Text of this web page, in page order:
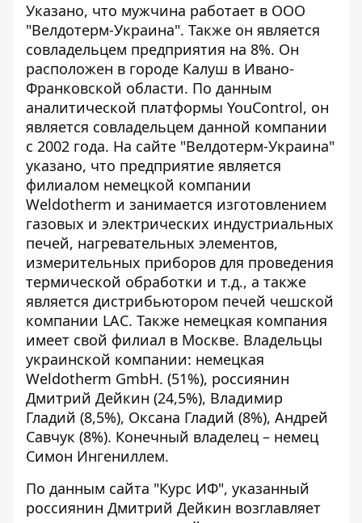
Указано, что мужчина работает в ООО
"Велдотерм-Украина". Также он является
совладельцем предприятия на 8%. Он
расположен в городе Калуш в Ивано-
Франковской области. По данным
аналитической платформы YouControl, он
является совладельцем данной компании
с 2002 года. На сайте "Велдотерм-Украина"
указано, что предприятие является
филиалом немецкой компании
Weldotherm и занимается изготовлением
газовых и электрических индустриальных
печей, нагревательных элементов,
измерительных приборов для проведения
термической обработки и т.д., а также
является дистрибьютором печей чешской
компании LAC. Также немецкая компания
имеет свой филиал в Москве. Владельцы
украинской компании: немецкая
Weldotherm GmbH. (51%), россиянин
Дмитрий Дейкин (24,5%), Владимир
Гладий (8,5%), Оксана Гладий (8%), Андрей
Савчук (8%). Конечный владелец – немец
Симон Ингениллем.
По данным сайта "Курс ИФ", указанный
россиянин Дмитрий Дейкин возглавляет